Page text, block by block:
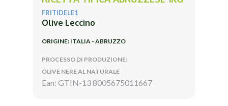
FRITIDELE1
Olive Leccino
ORIGINE: ITALIA - ABRUZZO
PROCESSO DI PRODUZIONE:
OLIVE NERE AL NATURALE
Ean: GTIN-13 8005675011667